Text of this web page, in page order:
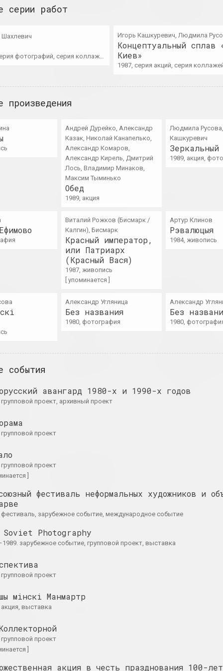
международное событие 2022. зарубежное событие
2022 Сергей Шабохин
Социальный мрамор:
плиты
Улица Слабости
2022 Deschool!
2022. выставка
2022. зарубежное событие,
Secondary Archive
Secondary Archive
2022. фестиваль, международное событие, зарубежное событие
выставка
Семён Мотолянец
делаю искусство
каждый день
2021. персональная выставка
Солидарность.
Сопротивление
2021. групповой проект, масштабная выставка, зарубежное событие,
выставка
What
зарубежное событие
CROP
2021. выставка
Every Night
II
ODKSZTAŁCENIE /
2021. групповой проект, зарубежное событие, выставка
Belarus.
зарубежное событие
звуки:
серии работ
фотографий, серия коллажей
Игорь Кашкуревич, Людмила
Концептуальный сплав
Киев»
1987, серия акций, серия
произведения
Андрей Дурейко, Александр
Казак, Николай Канапелько,
Александр Комаров,
Александр Кирель, Дмитрий
Лось, Владимир Минаков,
Максим Тыминько
Обед
1989, акция
Людмила
Кашкуревич
1989, акция,
Виталий Рожков (Бисмарк /
Калгин), Бисмарк
Красный император,
или Патриарх
(Красный Вася)
1987, живопись
[ упоминается ]
Артур Клинов
Рэвалюцыя
1984, живопись
Александр Угляница
Без названия
1980, фотография
Александр
Без
1980,
события
авангард 1980-х и 1990-х годов
групповой проект, архивный проект
групповой проект
групповой проект
]
фестиваль неформальных художников и
фестиваль, зарубежное событие, международное событие
Soviet Photography
зарубежное событие, групповой проект, выставка
групповой проект
мінскі Манмартр
акция, выставка
групповой проект
]
акция в честь празднования 100-